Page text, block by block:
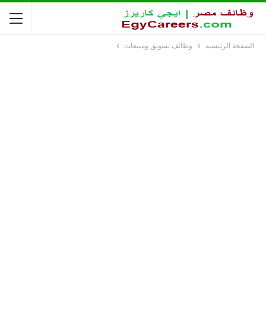
الصفحة الرئيسية وظائف تسويق ومبيعات